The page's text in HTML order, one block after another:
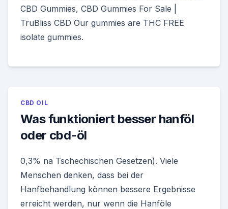
CBD Gummies, CBD Gummies For Sale |
TruBliss CBD Our gummies are THC FREE
isolate gummies.
CBD OIL
Was funktioniert besser hanföl
oder cbd-öl
0,3% na Tschechischen Gesetzen). Viele
Menschen denken, dass bei der
Hanfbehandlung können bessere Ergebnisse
erreicht werden, nur wenn die Hanföle